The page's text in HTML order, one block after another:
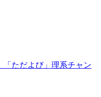
「ただよび」理系チャン